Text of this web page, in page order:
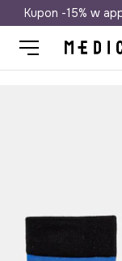
Kupon -15% w